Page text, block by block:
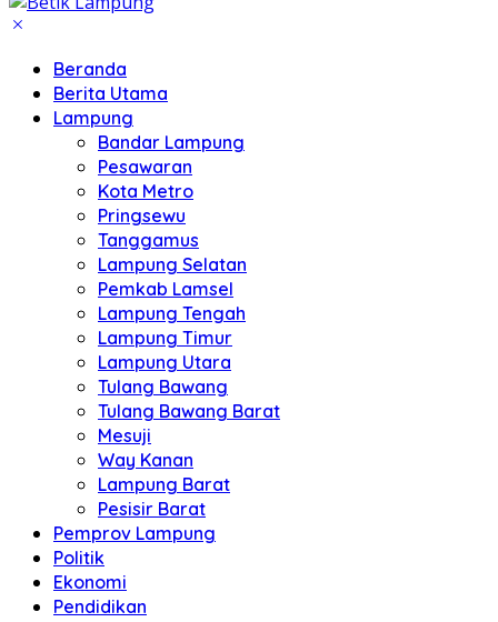
Beranda
Berita Utama
Lampung
Bandar Lampung
Pesawaran
Kota Metro
Pringsewu
Tanggamus
Lampung Selatan
Pemkab Lamsel
Lampung Tengah
Lampung Timur
Lampung Utara
Tulang Bawang
Tulang Bawang Barat
Mesuji
Way Kanan
Lampung Barat
Pesisir Barat
Pemprov Lampung
Politik
Ekonomi
Pendidikan